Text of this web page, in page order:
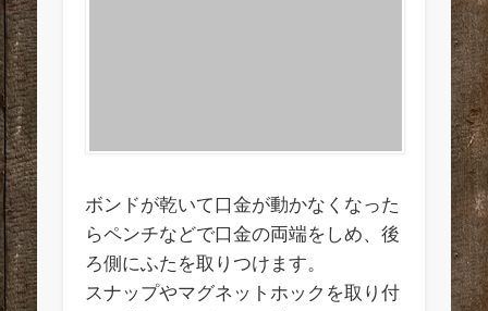
ボンドが乾いて口金が動かなくなった
らペンチなどで口金の両端をしめ、後
ろ側にふたを取りつけます。
スナップやマグネットホックを取り付